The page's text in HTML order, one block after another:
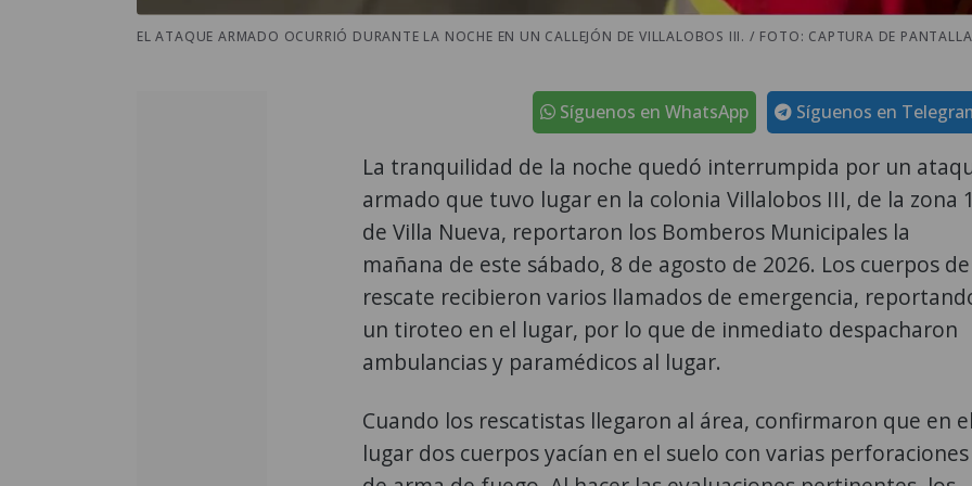
EL ATAQUE ARMADO OCURRIÓ DURANTE LA NOCHE EN UN CALLEJÓN DE VILLALOBOS III. / FOTO: CAPTURA DE
Síguenos en
Síguenos en WhatsApp
La tranquilidad de la noche quedó interrumpida por un
armado que tuvo lugar en la colonia Villalobos III, de la zona
de Villa Nueva, reportaron los Bomberos Municipales la
mañana de este sábado, 8 de agosto de 2026. Los cuerpos de
rescate recibieron varios llamados de emergencia,
un tiroteo en el lugar, por lo que de inmediato despacharon
ambulancias y paramédicos al lugar.
Cuando los rescatistas llegaron al área, confirmaron que en el
lugar dos cuerpos yacían en el suelo con varias perforaciones